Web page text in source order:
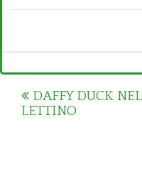
Post
navigation
DAFFY DUCK NEL
LETTINO